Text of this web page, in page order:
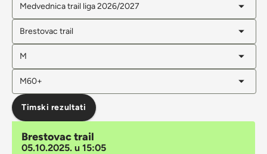
Medvednica trail liga 2026/2027
Brestovac trail
M
M60+
Timski rezultati
Brestovac trail
05.10.2025. u 15:05